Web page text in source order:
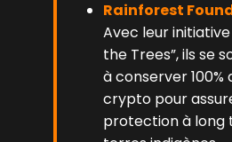
Rainforest
Avec leur
the Trees”, ils se
à conserver 100%
crypto pour
protection à long